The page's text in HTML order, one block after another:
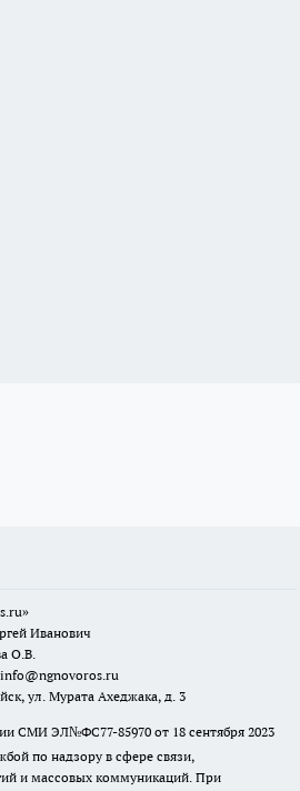
Иванович
О.В.
info@ngnovoros.ru
ул. Мурата Ахеджака, д. 3
СМИ ЭЛ№ФС77-85970 от 18 сентября 2023
по надзору в сфере связи,
и массовых коммуникаций. При